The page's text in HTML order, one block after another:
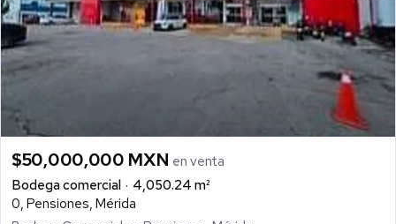
$50,000,000 MXN en venta
Bodega comercial
4,050.24 m²
0, Pensiones, Mérida